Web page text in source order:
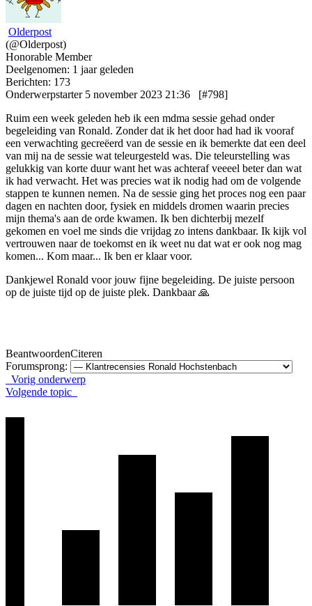
Olderpost
(@Olderpost)
Honorable Member
Deelgenomen: 1 jaar geleden
Berichten: 173
Onderwerpstarter 5 november 2023 21:36
[#798]
Ruim een week geleden heb ik een mdma sessie gehad onder
begeleiding van Ronald. Zonder dat ik het door had had ik vooraf
een verwachting gecreëerd van de sessie en ik bemerkte dat een deel
van mij na de sessie wat teleurgesteld was. Die teleurstelling was
gelukkig van korte duur want het was achteraf veeeel beter dan wat
ik had verwacht. Het was precies wat ik nodig had om de volgende
stappen te kunnen nemen. Na de sessie ging het proces nog een paar
dagen en nachten door, fysiek en middels dromen waarin precies
mijn thema's aan de orde kwamen. Ik ben dichterbij mezelf
gekomen en voel me sinds die vrijdag zo intens dankbaar. Ik kijk vol
vertrouwen naar de toekomst en ik weet nu dat wat er ook nog mag
komen... Kom maar... Ik ben er klaar voor.
Dankjewel Ronald voor jouw fijne begeleiding. De juiste persoon
op de juiste tijd op de juiste plek. Dankbaar 🙏
BeantwoordenCiteren
Forumsprong:
Vorig onderwerp
Volgende topic